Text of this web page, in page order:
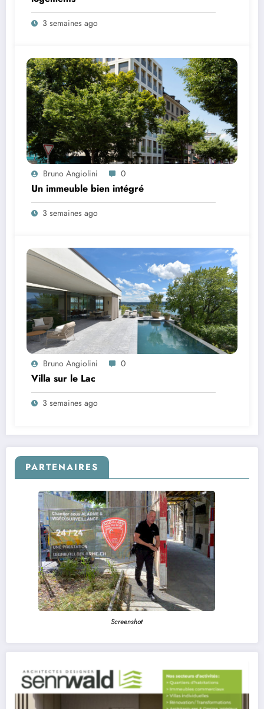
3 semaines ago
Bruno Angiolini 0
Un immeuble bien intégré
3 semaines ago
Bruno Angiolini 0
Villa sur le Lac
3 semaines ago
PARTENAIRES
Screenshot